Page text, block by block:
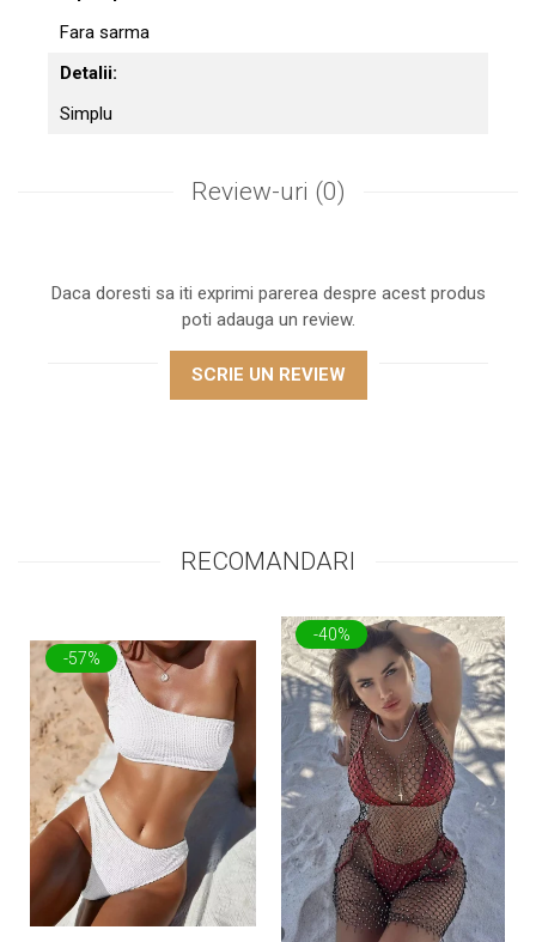
Fara sarma
Detalii:
Simplu
Review-uri (0)
Daca doresti sa iti exprimi parerea despre acest produs
poti adauga un review.
SCRIE UN REVIEW
RECOMANDARI
-57%
-40%